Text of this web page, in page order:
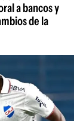
a bancos y
de la